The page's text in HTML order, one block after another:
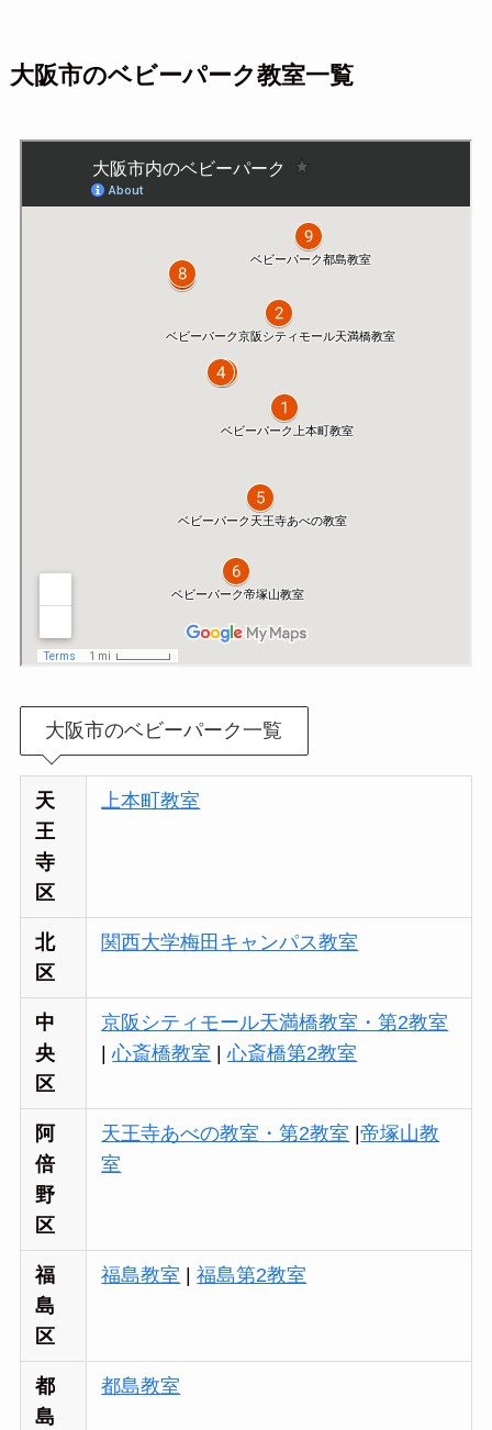
大阪市のベビーパーク教室一覧
大阪市のベビーパーク一覧
天
王
寺
区
上本町教室
北
区
関西大学梅田キャンパス教室
中
央
区
京阪シティモール天満橋教室・第2教室
|心斎橋教室 |心斎橋第2教室
阿
倍
野
区
天王寺あべの教室・第2教室 |帝塚山教
室
福
島
区
福島教室 |福島第2教室
都
島
都島教室